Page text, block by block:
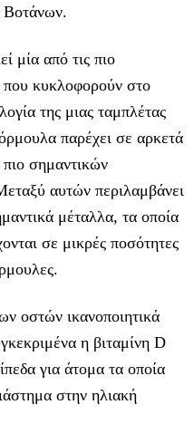
Βοτάνων.
μία από τις πιο
που κυκλοφορούν στο
της μιας ταμπλέτας
παρέχει σε αρκετά
σημαντικών
αυτών περιλαμβάνει
μέταλλα, τα οποία
σε μικρές ποσότητες
οστών ικανοποιητικά
η βιταμίνη D
για άτομα τα οποία
στην ηλιακή